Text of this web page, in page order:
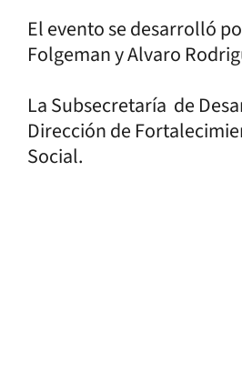
El evento se desarrolló
Folgeman y Alvaro
La Subsecretaría de
Dirección de
Social.